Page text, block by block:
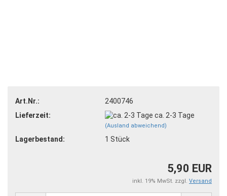
Art.Nr.:
2400746
Lieferzeit:
ca. 2-3 Tage
(Ausland abweichend)
Lagerbestand: 1 Stück
5,90 EUR
inkl. 19% MwSt. zzgl. Versand